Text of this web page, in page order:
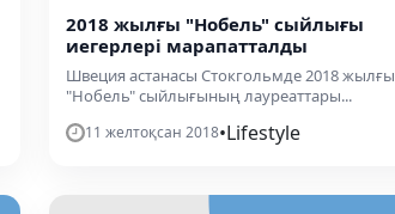
2018 жылғы "Нобель" сыйлығы
иегерлері марапатталды
Швеция астанасы Стокгольмде 2018 жылғы
"Нобель" сыйлығының лауреаттары...
11 желтоқсан 2018•Lifestyle